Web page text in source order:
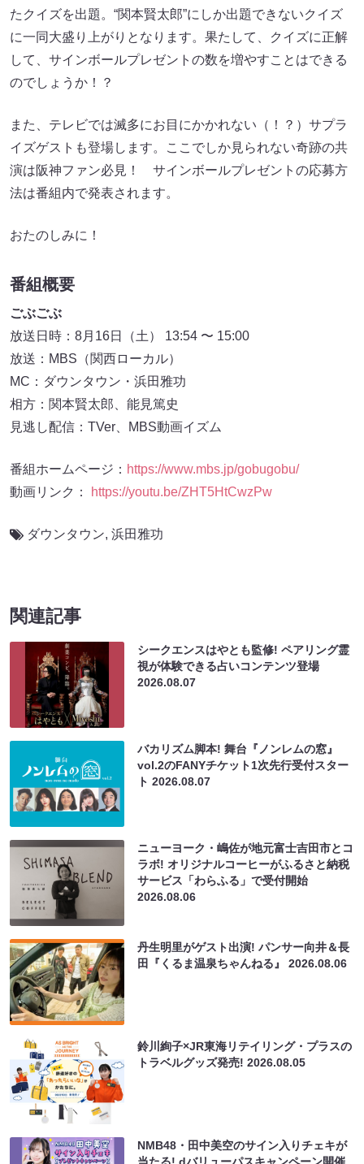
たクイズを出題。“関本賢太郎”にしか出題できないクイズ
に一同大盛り上がりとなります。果たして、クイズに正解
して、サインボールプレゼントの数を増やすことはできる
のでしょうか！？
また、テレビでは滅多にお目にかかれない（！？）サプラ
イズゲストも登場します。ここでしか見られない奇跡の共
演は阪神ファン必見！ サインボールプレゼントの応募方
法は番組内で発表されます。
おたのしみに！
番組概要
ごぶごぶ
放送日時：8月16日（土） 13:54 〜 15:00
放送：MBS（関西ローカル）
MC：ダウンタウン・浜田雅功
相方：関本賢太郎、能見篤史
見逃し配信：TVer、MBS動画イズム
番組ホームページ： https://www.mbs.jp/gobugobu/
動画リンク：
https://youtu.be/ZHT5HtCwzPw
ダウンタウン, 浜田雅功
関連記事
シークエンスはやとも監修! ペアリング霊
視が体験できる占いコンテンツ登場
2026.08.07
バカリズム脚本! 舞台『ノンレムの窓』
vol.2のFANYチケット1次先行受付スター
ト2026.08.07
ニューヨーク・嶋佐が地元富士吉田市とコ
ラボ! オリジナルコーヒーがふるさと納税
サービス「わらふる」で受付開始
2026.08.06
丹生明里がゲスト出演! パンサー向井＆長
田『くるま温泉ちゃんねる』2026.08.06
鈴川絢子×JR東海リテイリング・プラスの
トラベルグッズ発売!2026.08.05
NMB48・田中美空のサイン入りチェキが